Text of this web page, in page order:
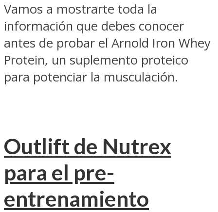
Vamos a mostrarte toda la
información que debes conocer
antes de probar el Arnold Iron Whey
Protein, un suplemento proteico
para potenciar la musculación.
Outlift de Nutrex
para el pre-
entrenamiento